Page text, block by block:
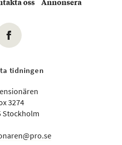
tidningen
3274
Stockholm